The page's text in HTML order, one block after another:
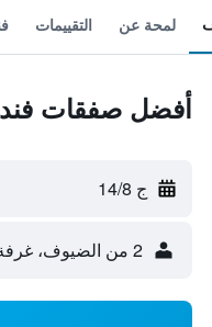
لمحة عن التقييمات
أفضل صفقات
ج 14/8
2 من الضيوف، غرفة واحدة